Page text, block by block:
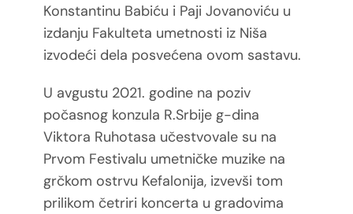
Konstantinu Babiću i Paji Jovanoviću u
izdanju Fakulteta umetnosti iz Niša
izvodeći dela posvećena ovom sastavu.
U avgustu 2021. godine na poziv
počasnog konzula R.Srbije g-dina
Viktora Ruhotasa učestvovale su na
Prvom Festivalu umetničke muzike na
grčkom ostrvu Kefalonija, izvevši tom
prilikom četriri koncerta u gradovima